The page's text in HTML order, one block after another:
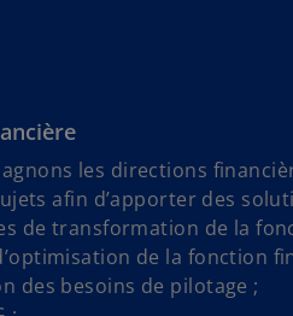
les directions
afin d’apporter des
de transformation de la
de la fonction
des besoins de pilotage ;